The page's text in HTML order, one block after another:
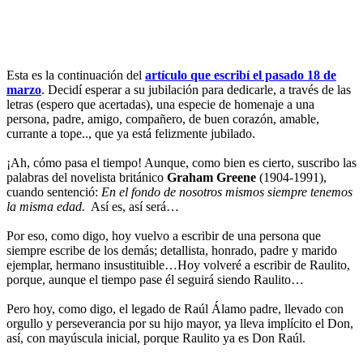
Esta es la continuación del artículo que escribí el pasado 18 de
marzo. Decidí esperar a su jubilación para dedicarle, a través de las
letras (espero que acertadas), una especie de homenaje a una
persona, padre, amigo, compañero, de buen corazón, amable,
currante a tope.., que ya está felizmente jubilado.
¡Ah, cómo pasa el tiempo! Aunque, como bien es cierto, suscribo las
palabras del novelista británico Graham Greene (1904-1991),
cuando sentenció: En el fondo de nosotros mismos siempre tenemos
la misma edad. Así es, así será…
Por eso, como digo, hoy vuelvo a escribir de una persona que
siempre escribe de los demás; detallista, honrado, padre y marido
ejemplar, hermano insustituible…Hoy volveré a escribir de Raulito,
porque, aunque el tiempo pase él seguirá siendo Raulito…
Pero hoy, como digo, el legado de Raúl Álamo padre, llevado con
orgullo y perseverancia por su hijo mayor, ya lleva implícito el Don,
así, con mayúscula inicial, porque Raulito ya es Don Raúl.